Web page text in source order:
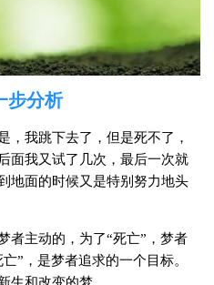
步分析
，我跳下去了，但是死不了，
面我又试了几次，最后一次就
地面的时候又是特别努力地头
者主动的，为了“死亡”，梦者
”，是梦者追求的一个目标。
生和改变的梦。